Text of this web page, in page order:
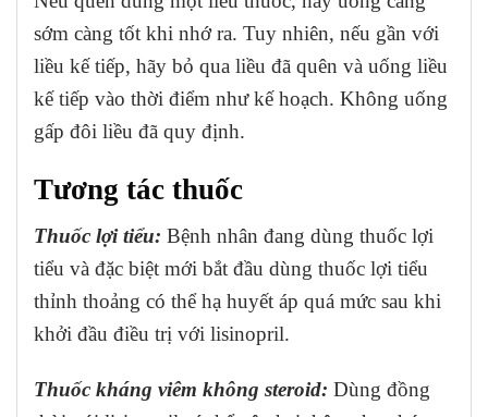
sớm càng tốt khi nhớ ra. Tuy nhiên, nếu gần với
liều kế tiếp, hãy bỏ qua liều đã quên và uống liều
kế tiếp vào thời điểm như kế hoạch. Không uống
gấp đôi liều đã quy định.
Tương tác thuốc
Thuốc lợi tiểu: Bệnh nhân đang dùng thuốc lợi
tiểu và đặc biệt mới bắt đầu dùng thuốc lợi tiểu
thỉnh thoảng có thể hạ huyết áp quá mức sau khi
khởi đầu điều trị với lisinopril.
Thuốc kháng viêm không steroid: Dùng đồng